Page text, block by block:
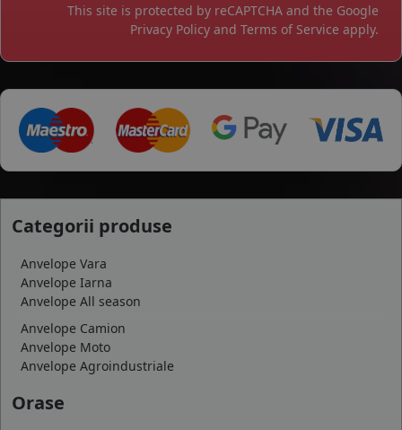
This site is protected by reCAPTCHA and the Google
Privacy Policy and Terms of Service apply.
Categorii produse
Anvelope Vara
Anvelope Iarna
Anvelope All season
Anvelope Camion
Anvelope Moto
Anvelope Agroindustriale
Orase